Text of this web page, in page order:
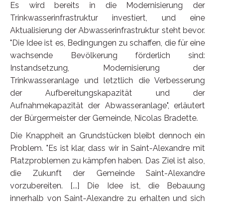
Es wird bereits in die Modernisierung der
Trinkwasserinfrastruktur investiert, und eine
Aktualisierung der Abwasserinfrastruktur steht bevor.
"Die Idee ist es, Bedingungen zu schaffen, die für eine
wachsende Bevölkerung förderlich sind:
Instandsetzung, Modernisierung der
Trinkwasseranlage und letztlich die Verbesserung
der Aufbereitungskapazität und der
Aufnahmekapazität der Abwasseranlage", erläutert
der Bürgermeister der Gemeinde, Nicolas Bradette.
Die Knappheit an Grundstücken bleibt dennoch ein
Problem. "Es ist klar, dass wir in Saint-Alexandre mit
Platzproblemen zu kämpfen haben. Das Ziel ist also,
die Zukunft der Gemeinde Saint-Alexandre
vorzubereiten. [...] Die Idee ist, die Bebauung
innerhalb von Saint-Alexandre zu erhalten und sich